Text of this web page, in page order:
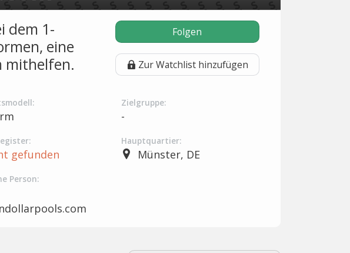
dem 1-
eine
mithelfen.
Folgen
Zur Watchlist hinzufügen
Zielgruppe:
-
gefunden
Hauptquartier:
Münster, DE
Person: